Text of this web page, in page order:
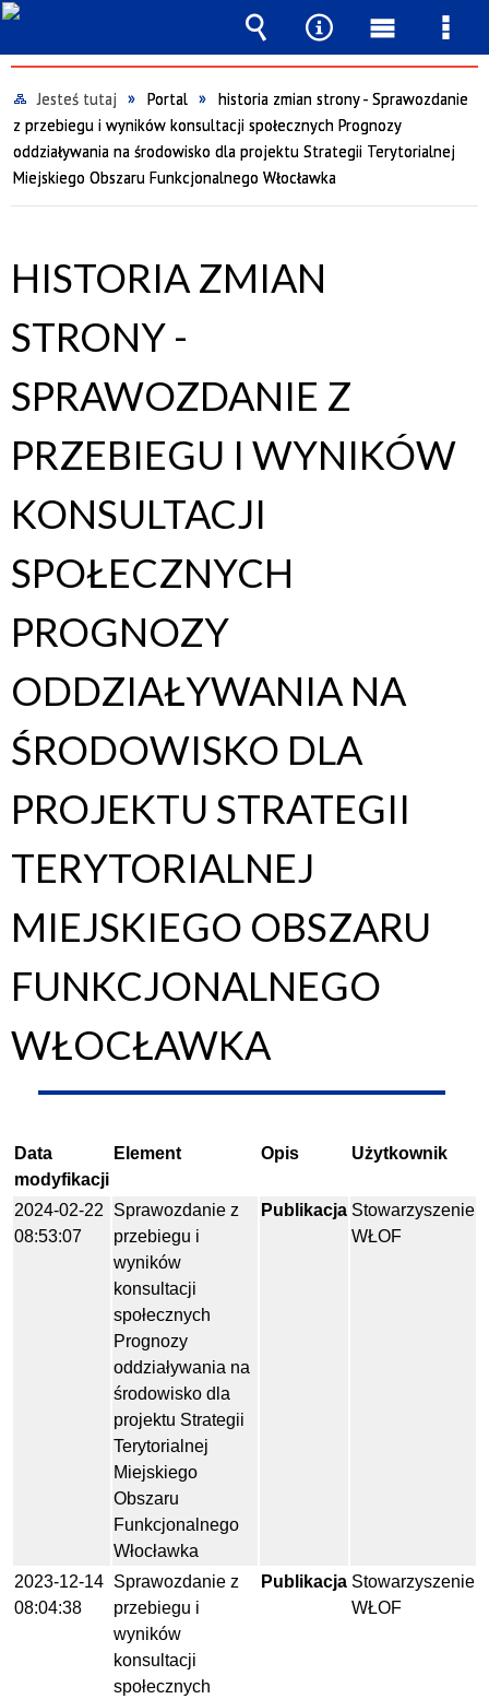
Jesteś tutaj Portal
historia zmian strony - Sprawozdanie
z przebiegu i wyników konsultacji społecznych Prognozy
oddziaływania na środowisko dla projektu Strategii Terytorialnej
Miejskiego Obszaru Funkcjonalnego Włocławka
HISTORIA ZMIAN
STRONY -
SPRAWOZDANIE Z
PRZEBIEGU I WYNIKÓW
KONSULTACJI
SPOŁECZNYCH
PROGNOZY
ODDZIAŁYWANIA NA
ŚRODOWISKO DLA
PROJEKTU STRATEGII
TERYTORIALNEJ
MIEJSKIEGO OBSZARU
FUNKCJONALNEGO
WŁOCŁAWKA
Data
modyfikacji
Element Opis Użytkownik
2024-02-22
08:53:07
Sprawozdanie z
przebiegu i
wyników
konsultacji
społecznych
Prognozy
oddziaływania na
środowisko dla
projektu Strategii
Terytorialnej
Miejskiego
Obszaru
Funkcjonalnego
Włocławka
Publikacja Stowarzyszenie
WŁOF
2023-12-14
08:04:38
Sprawozdanie z
przebiegu i
wyników
konsultacji
społecznych
Publikacja Stowarzyszenie
WŁOF
Wyszukiwarka
Narzędzia
Menu
główne